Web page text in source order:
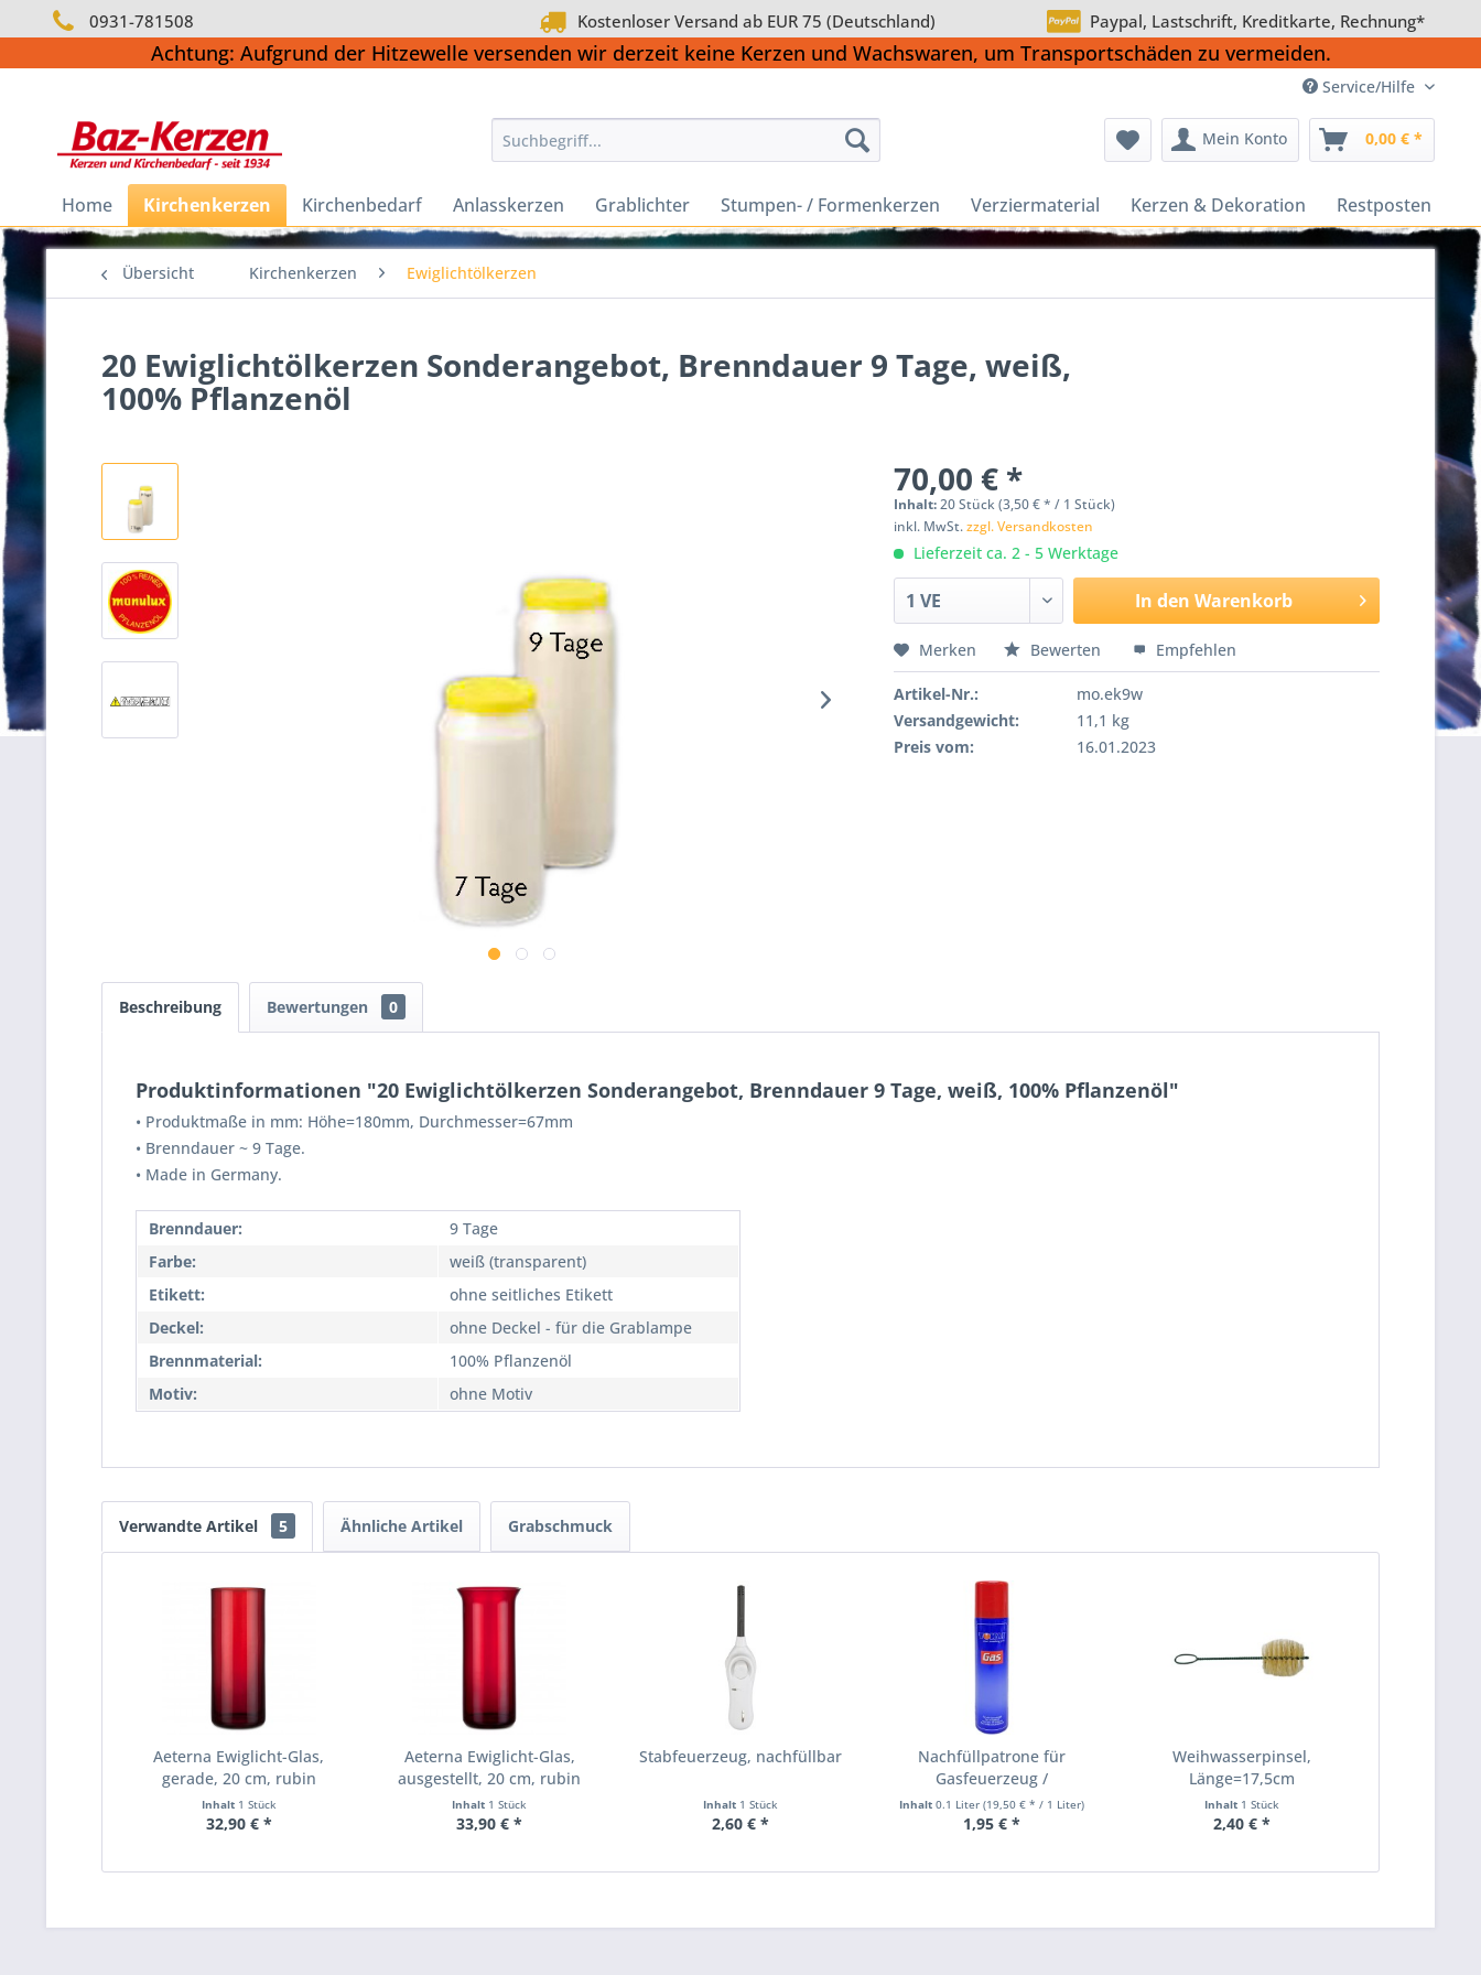
0931-781508 Kostenloser Versand ab EUR 75 (Deutschland) Paypal, Lastschrift, Kreditkarte, Rechnung*
Achtung: Aufgrund der Hitzewelle versenden wir derzeit keine Kerzen und Wachswaren, um Transportschäden zu vermeiden.
Service/Hilfe
Mein Konto 0,00 € *
Home Kirchenkerzen Kirchenbedarf Anlasskerzen Grablichter Stumpen- / Formenkerzen Verziermaterial Kerzen & Dekoration Restposten
Übersicht Kirchenkerzen Ewiglichtölkerzen
20 Ewiglichtölkerzen Sonderangebot, Brenndauer 9 Tage, weiß,
100% Pflanzenöl
70,00 € *
Inhalt:20 Stück (3,50 € * / 1 Stück)
inkl. MwSt.zzgl. Versandkosten
Lieferzeit ca. 2 - 5 Werktage
In den Warenkorb
Merken Bewerten Empfehlen
Artikel-Nr.:
mo.ek9w
Versandgewicht:
11,1 kg
Preis vom:
16.01.2023
Beschreibung Bewertungen 0
Produktinformationen "20 Ewiglichtölkerzen Sonderangebot, Brenndauer 9 Tage, weiß, 100% Pflanzenöl"
• Produktmaße in mm: Höhe=180mm, Durchmesser=67mm
• Brenndauer ~ 9 Tage.
• Made in Germany.
Brenndauer:
9 Tage
Farbe:
weiß (transparent)
Etikett:
ohne seitliches Etikett
Deckel:
ohne Deckel - für die Grablampe
Brennmaterial:
100% Pflanzenöl
Motiv:
ohne Motiv
Verwandte Artikel 5 Ähnliche Artikel Grabschmuck
Aeterna Ewiglicht-Glas,
gerade, 20 cm, rubin
Inhalt 1 Stück
32,90 € *
Aeterna Ewiglicht-Glas,
ausgestellt, 20 cm, rubin
Inhalt 1 Stück
33,90 € *
Stabfeuerzeug, nachfüllbar
Inhalt 1 Stück
2,60 € *
Nachfüllpatrone für
Gasfeuerzeug /
Stabfeuerzeug
Inhalt 0.1 Liter (19,50 € * / 1 Liter)
1,95 € *
Weihwasserpinsel,
Länge=17,5cm
Inhalt 1 Stück
2,40 € *